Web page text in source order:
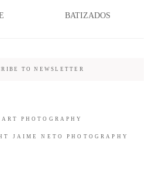
BATIZADOS
TO NEWSLETTER
JAIME NETO PHOTOGRAPHY
PHOTOGRAPHY